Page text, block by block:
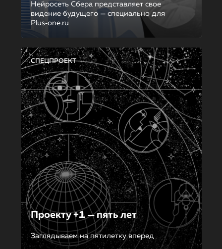
Нейросеть Сбера представляет свое
видение будущего — специально для
Plus‑one.ru
СПЕЦПРОЕКТ
Проекту +1 — пять лет
Заглядываем на пятилетку вперед